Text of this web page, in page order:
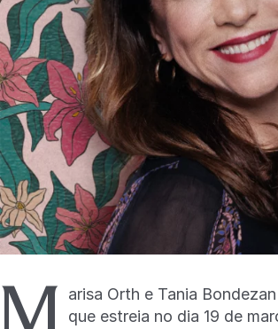
M
arisa Orth e Tania
que estreia no dia 19 de